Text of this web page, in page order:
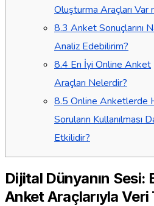
Oluşturma Araçları Var
8.3 Anket Sonuçlarını
Analiz Edebilirim?
8.4 En İyi Online Anket
Araçları Nelerdir?
8.5 Online Anketlerde
Soruların Kullanılması
Etkilidir?
Dijital Dünyanın Sesi:
Anket Araçlarıyla Veri